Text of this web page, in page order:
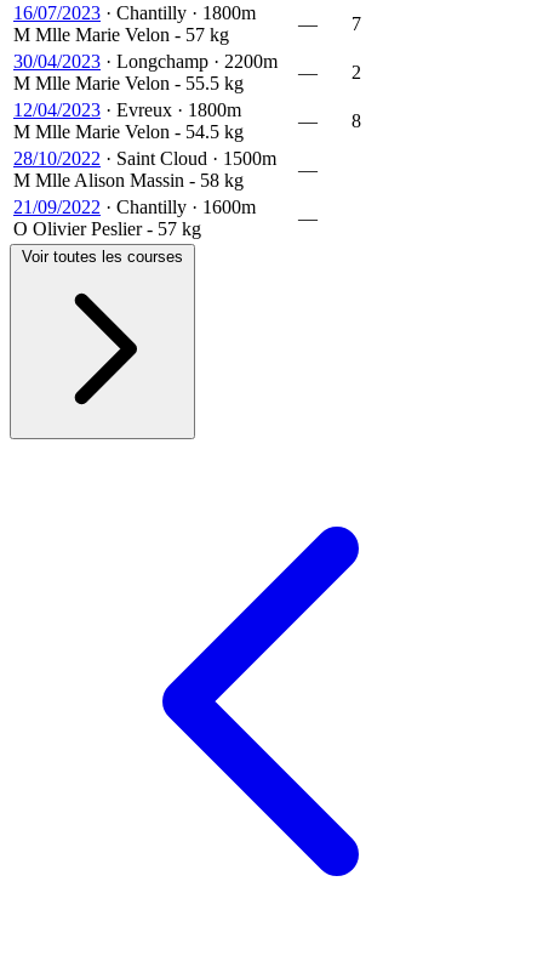
16/07/2023 · Chantilly · 1800m
M Mlle Marie Velon - 57 kg
—
7
30/04/2023 · Longchamp · 2200m
M Mlle Marie Velon - 55.5 kg
—
2
12/04/2023 · Evreux · 1800m
M Mlle Marie Velon - 54.5 kg
—
8
28/10/2022 · Saint Cloud · 1500m
M Mlle Alison Massin - 58 kg
—
21/09/2022 · Chantilly · 1600m
O Olivier Peslier - 57 kg
—
Voir toutes les courses